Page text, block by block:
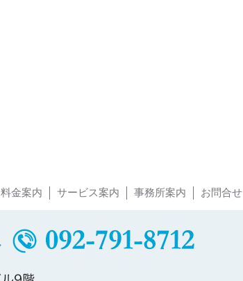
料金案内 サービス案内 事務所案内 お問合せ